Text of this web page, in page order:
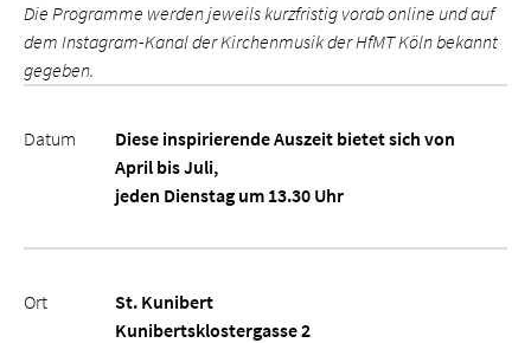
Die Programme werden jeweils kurzfristig vorab online und auf
dem Instagram-Kanal der Kirchenmusik der HfMT Köln bekannt
gegeben.
Datum
Diese inspirierende Auszeit bietet sich von
April bis Juli,
jeden Dienstag um 13.30 Uhr
Ort
St. Kunibert
Kunibertsklostergasse 2